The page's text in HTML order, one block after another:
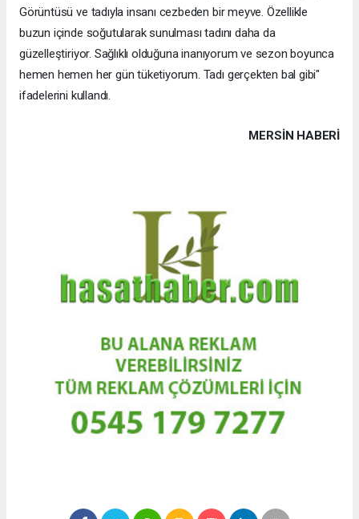
Görüntüsü ve tadıyla insanı cezbeden bir meyve. Özellikle
buzun içinde soğutularak sunulması tadını daha da
güzelleştiriyor. Sağlıklı olduğuna inanıyorum ve sezon boyunca
hemen hemen her gün tüketiyorum. Tadı gerçekten bal gibi"
ifadelerini kullandı.
MERSIN HABERİ